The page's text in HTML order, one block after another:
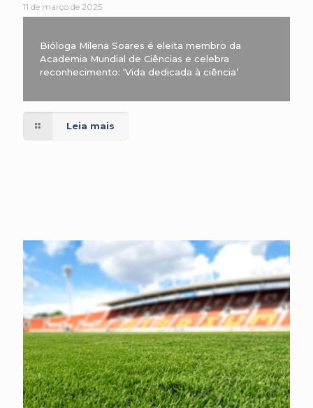
11 de março de 2025
Bióloga Milena Soares é eleita membro da
Academia Mundial de Ciências e celebra
reconhecimento: ‘Vida dedicada à ciência’
Leia mais